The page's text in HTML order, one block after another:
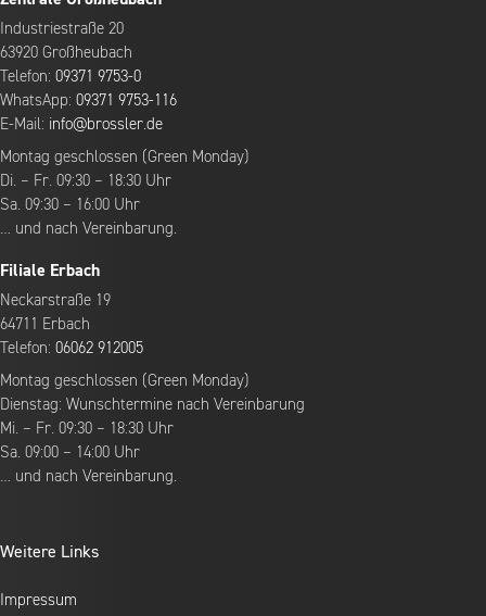
Industriestraße 20
63920 Großheubach
Telefon: 09371 9753-0
WhatsApp: 09371 9753-116
E-Mail: info@brossler.de
Montag geschlossen (Green Monday)
Di. – Fr. 09:30 – 18:30 Uhr
Sa. 09:30 – 16:00 Uhr
… und nach Vereinbarung.
Filiale Erbach
Neckarstraße 19
64711 Erbach
Telefon: 06062 912005
Montag geschlossen (Green Monday)
Dienstag: Wunschtermine nach Vereinbarung
Mi. – Fr. 09:30 – 18:30 Uhr
Sa. 09:00 – 14:00 Uhr
… und nach Vereinbarung.
Weitere Links
Impressum